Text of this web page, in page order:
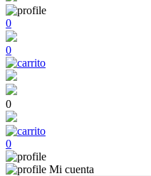
0
0
0
0
Mi cuenta